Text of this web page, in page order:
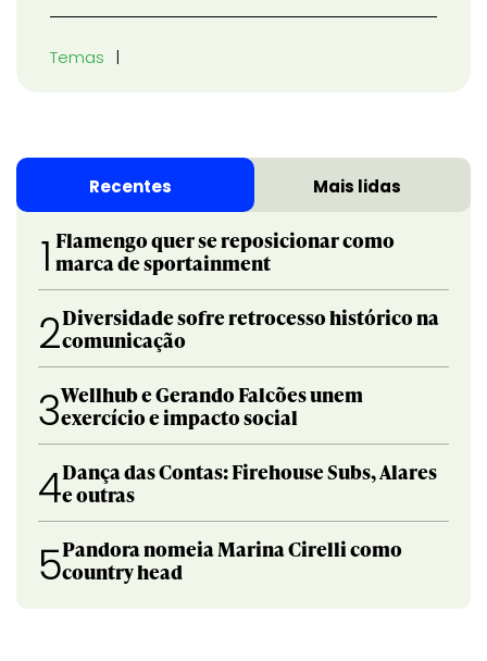
Temas
Recentes Mais lidas
1 Flamengo quer se reposicionar como
marca de sportainment
2Diversidade sofre retrocesso histórico na
comunicação
3Wellhub e Gerando Falcões unem
exercício e impacto social
4Dança das Contas: Firehouse Subs, Alares
e outras
5Pandora nomeia Marina Cirelli como
country head